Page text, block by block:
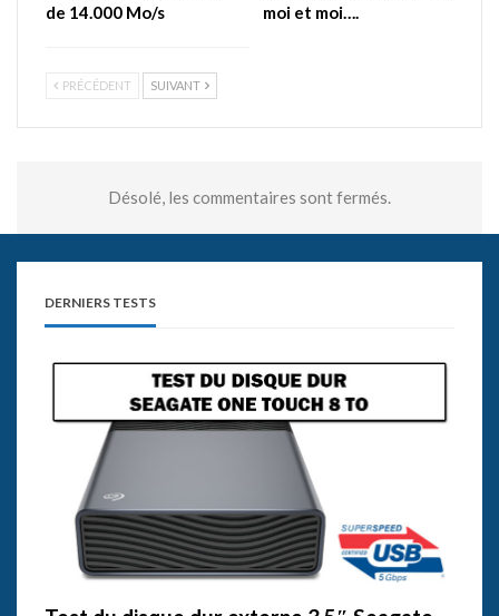
de 14.000 Mo/s
moi et moi….
PRÉCÉDENT SUIVANT
Désolé, les commentaires sont fermés.
DERNIERS TESTS